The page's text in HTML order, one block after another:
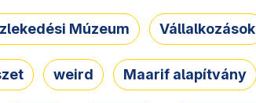
Múzeum Vállalkozások
weird Maarif alapítvány